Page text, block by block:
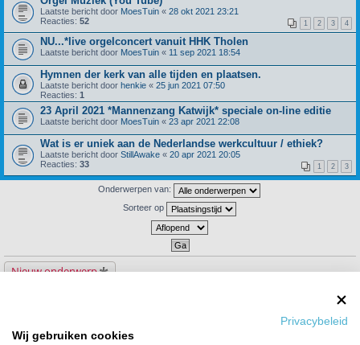
Laatste bericht door MoesTuin « 28 okt 2021 23:21
Reacties: 52 1 2 3 4
NU...*live orgelconcert vanuit HHK Tholen
Laatste bericht door MoesTuin « 11 sep 2021 18:54
Hymnen der kerk van alle tijden en plaatsen.
Laatste bericht door henkie « 25 jun 2021 07:50
Reacties: 1
23 April 2021 *Mannenzang Katwijk* speciale on-line editie
Laatste bericht door MoesTuin « 23 apr 2021 22:08
Wat is er uniek aan de Nederlandse werkcultuur / ethiek?
Laatste bericht door StillAwake « 20 apr 2021 20:05
Reacties: 33 1 2 3
Onderwerpen van:
Sorteer op
Nieuw onderwerp
Ga naar
Privacybeleid
Wij gebruiken cookies